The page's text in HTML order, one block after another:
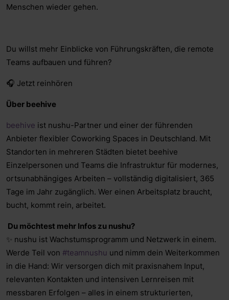
Menschen wieder gehen.
Du willst mehr Einblicke von Führungskräften, die remote
Teams aufbauen und führen?
🎧 Jetzt reinhören
Über beehive
beehive ist nushu-Partner und einer der führenden
Anbieter flexibler Coworking Spaces in Deutschland. Mit
Standorten in mehreren Städten bietet beehive
Einzelpersonen und Teams die Infrastruktur für modernes,
ortsunabhängiges Arbeiten – vollständig digitalisiert, 365
Tage im Jahr zugänglich. Wer einen Arbeitsplatz braucht,
bucht, kommt rein, arbeitet.
Du möchtest mehr Infos zu nushu?
✨ nushu ist Wachstumsprogramm und Netzwerk in einem.
Werde Teil von #teamnushu und nimm dein Weiterkommen
in die Hand: Wir versorgen dich mit praxisnahem Input,
relevanten Kontakten und intensiven Lernreisen mit
messbaren Erfolgen – alles in einem strukturierten,